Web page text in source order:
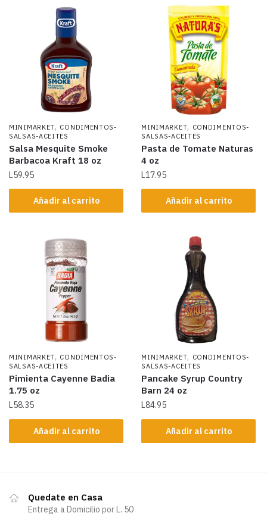
MINIMARKET, CONDIMENTOS-
SALSAS-ACEITES
Salsa Mesquite Smoke
Barbacoa Kraft 18 oz
L59.95
Añadir al carrito
MINIMARKET, CONDIMENTOS-
SALSAS-ACEITES
Pasta de Tomate Naturas
4 oz
L17.95
Añadir al carrito
MINIMARKET, CONDIMENTOS-
SALSAS-ACEITES
Pimienta Cayenne Badia
1.75 oz
L58.35
Añadir al carrito
MINIMARKET, CONDIMENTOS-
SALSAS-ACEITES
Pancake Syrup Country
Barn 24 oz
L84.95
Añadir al carrito
Quedate en Casa
Entrega a Domicilio por L. 50